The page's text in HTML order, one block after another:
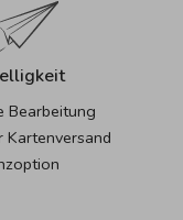
Bearbeitung
Kartenversand